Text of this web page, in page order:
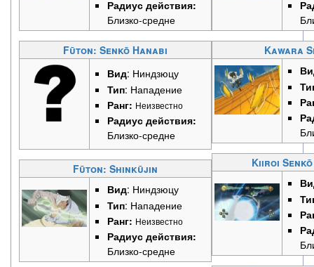
Радиус действия:
Близко-средне
Fūton: Senkō Hanabi
Вид: Ниндзюцу
Тип: Нападение
Ранг: Неизвестно
Радиус действия:
Близко-средне
Fūton: Shinkūjin
Вид: Ниндзюцу
Тип: Нападение
Ранг: Неизвестно
Радиус действия:
Близко-средне
Kawara
Kiiroi